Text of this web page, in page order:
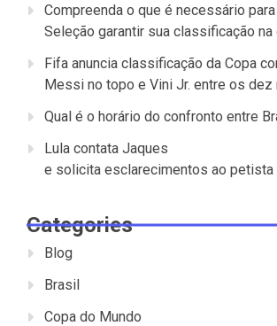
Compreenda o que é necessário
Seleção garantir sua classificação na
Fifa anuncia classificação da Copa
Messi no topo e Vini Jr. entre os dez
Qual é o horário do confronto entre
Lula contata Jaques
e solicita esclarecimentos ao petista
Categories
Blog
Brasil
Copa do Mundo